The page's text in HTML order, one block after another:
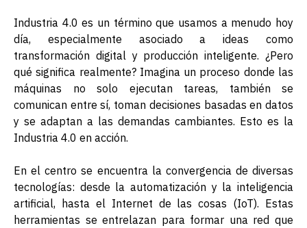
Industria 4.0 es un término que usamos a menudo hoy
día, especialmente asociado a ideas como
transformación digital y producción inteligente. ¿Pero
qué significa realmente? Imagina un proceso donde las
máquinas no solo ejecutan tareas, también se
comunican entre sí, toman decisiones basadas en datos
y se adaptan a las demandas cambiantes. Esto es la
Industria 4.0 en acción.
En el centro se encuentra la convergencia de diversas
tecnologías: desde la automatización y la inteligencia
artificial, hasta el Internet de las cosas (IoT). Estas
herramientas se entrelazan para formar una red que